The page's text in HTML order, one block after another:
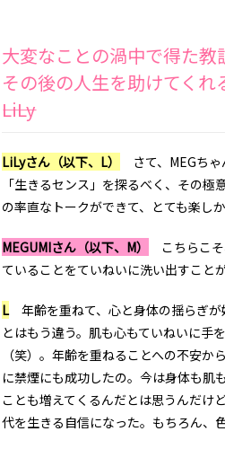
大変なことの渦中で得た教
その後の人生を助けてくれ
――LiLy
LiLyさん（以下、L） さて、 MEGち
「生きるセンス」を探るべく、その
の率直なトークができて、とても楽しか
MEGUMIさん（以下、M）
こちらこそ
ていることをていねいに洗い出すこと
L年齢を重ねて、心と身体の揺らぎが
とはもう違う。肌も心もていねいに手
（笑）。年齢を重ねることへの不安
に禁煙にも成功したの。今は身体も肌
ことも増えてくるんだとは思うんだけ
代を生きる自信になった。もちろん、